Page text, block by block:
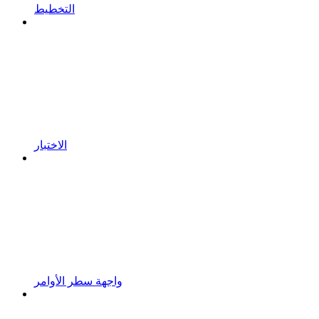
التخطيط
الاختبار
واجهة سطر الأوامر